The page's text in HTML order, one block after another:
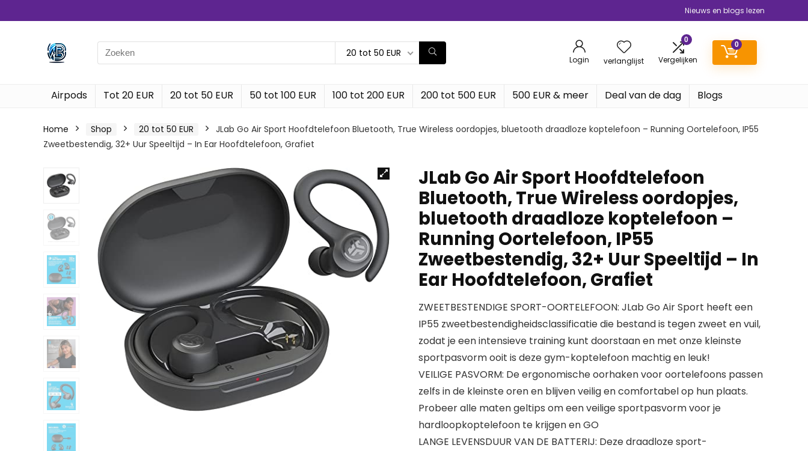
Nieuws en blogs lezen
Search
for:
20 tot 50 EUR
Login verlanglijst
0
Vergelijken
0
Airpods Tot 20 EUR 20 tot 50 EUR 50 tot 100 EUR 100 tot 200 EUR 200 tot 500 EUR 500 EUR & meer Deal van de dag Blogs
Home Shop 20 tot 50 EUR
JLab Go Air Sport Hoofdtelefoon Bluetooth, True Wireless oordopjes, bluetooth draadloze koptelefoon – Running Oortelefoon, IP55
Zweetbestendig, 32+ Uur Speeltijd – In Ear Hoofdtelefoon, Grafiet
JLab Go Air Sport Hoofdtelefoon
Bluetooth, True Wireless oordopjes,
bluetooth draadloze koptelefoon –
Running Oortelefoon, IP55
Zweetbestendig, 32+ Uur Speeltijd – In
Ear Hoofdtelefoon, Grafiet
ZWEETBESTENDIGE SPORT-OORTELEFOON: JLab Go Air Sport heeft een
IP55 zweetbestendigheidsclassificatie die bestand is tegen zweet en vuil,
zodat je een intensieve training kunt doorstaan ​​en met onze kleinste
sportpasvorm ooit is deze gym-koptelefoon machtig en leuk!
VEILIGE PASVORM: De ergonomische oorhaken voor oortelefoons passen
zelfs in de kleinste oren en blijven veilig en comfortabel op hun plaats.
Probeer alle maten geltips om een ​​veilige sportpasvorm voor je
hardloopkoptelefoon te krijgen en GO
LANGE LEVENSDUUR VAN DE BATTERIJ: Deze draadloze sport-